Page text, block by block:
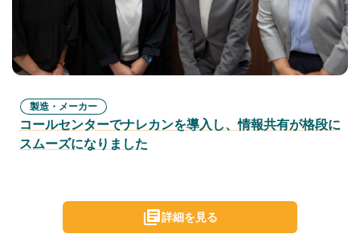
製造・メーカー
コールセンターでナレカンを導入し、情報共有が格段に
スムーズになりました
詳細を見る